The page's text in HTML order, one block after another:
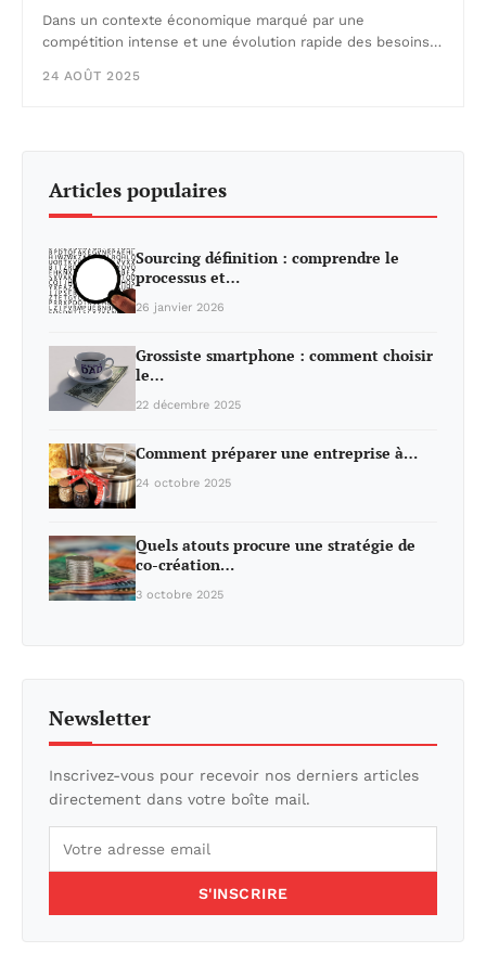
Dans un contexte économique marqué par une
compétition intense et une évolution rapide des besoins…
24 AOÛT 2025
Articles populaires
Sourcing définition : comprendre le
processus et…
26 janvier 2026
Grossiste smartphone : comment choisir
le…
22 décembre 2025
Comment préparer une entreprise à…
24 octobre 2025
Quels atouts procure une stratégie de
co-création…
3 octobre 2025
Newsletter
Inscrivez-vous pour recevoir nos derniers articles
directement dans votre boîte mail.
S'INSCRIRE